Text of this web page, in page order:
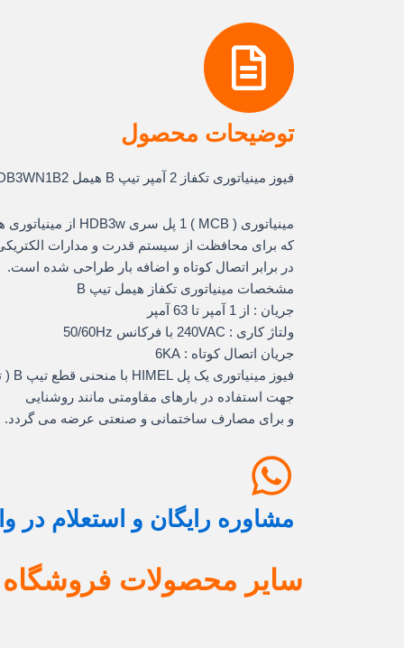
آمپر
6KA
تیپ
هیمل
توضیحات محصول
فیوز مینیاتوری تکفاز 2 آمپر تیپ B هیمل HDB3WN1B2
مینیاتوری ( MCB ) 1 پل سری HDB3w از مینیاتوری های هیمل
که برای محافظت از سیستم قدرت و مدارات
در برابر اتصال کوتاه و اضافه بار طراحی شده است.
مشخصات مینیاتوری تکفاز هیمل تیپ B
جریان : از 1 آمپر تا 63 آمپر
ولتاژ کاری : 240VAC با فرکانس 50/60Hz
جریان اتصال کوتاه : 6KA
فیوز مینیاتوری یک پل HIMEL با منحنی قطع تیپ B ( تندکار )
جهت استفاده در بارهای مقاومتی مانند روشنایی
و برای مصارف ساختمانی و صنعتی عرضه می گردد.
مشاوره رایگان و استعلام در
سایر محصولات فروشگاه